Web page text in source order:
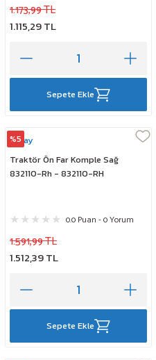
1.173,99 TL
1.115,29 TL
Sepete Ekle
%5
Çeray
Traktör Ön Far Komple Sağ
832110-Rh - 832110-RH
0.0 Puan - 0 Yorum
1.591,99 TL
1.512,39 TL
Sepete Ekle